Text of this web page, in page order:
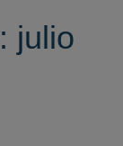
julio